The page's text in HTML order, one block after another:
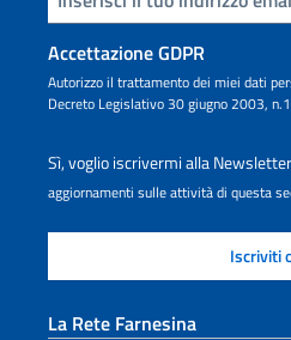
Accettazione GDPR
Autorizzo il trattamento dei miei dati
Decreto Legislativo 30 giugno 2003,
Sì, voglio iscrivermi alla
aggiornamenti sulle attività di questa
La Rete Farnesina